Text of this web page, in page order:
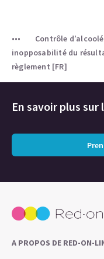
Contrôle
inopposabilité du
règlement [FR]
En savoir plus sur
A PROPOS DE RED-ON-